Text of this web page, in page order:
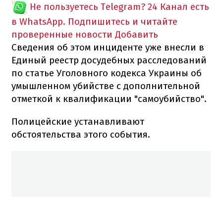
Не пользуетесь Telegram? 24 Канал есть
в WhatsApp. Подпишитесь и читайте
проверенные новости Добавить
Сведения об этом инциденте уже внесли в
Единый реестр досудебных расследований
по статье Уголовного кодекса Украины об
умышленном убийстве с дополнительной
отметкой к квалификации "самоубийство".
Полицейские устанавливают
обстоятельства этого события.